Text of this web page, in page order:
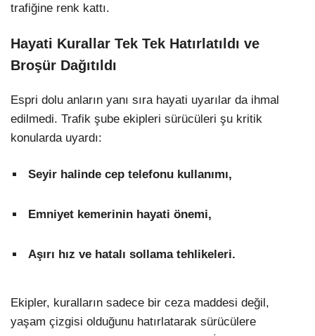
trafiğine renk kattı.
Hayati Kurallar Tek Tek Hatırlatıldı ve
Broşür Dağıtıldı
Espri dolu anların yanı sıra hayati uyarılar da ihmal
edilmedi. Trafik şube ekipleri sürücüleri şu kritik
konularda uyardı:
Seyir halinde cep telefonu kullanımı,
Emniyet kemerinin hayati önemi,
Aşırı hız ve hatalı sollama tehlikeleri.
Ekipler, kuralların sadece bir ceza maddesi değil,
yaşam çizgisi olduğunu hatırlatarak sürücülere